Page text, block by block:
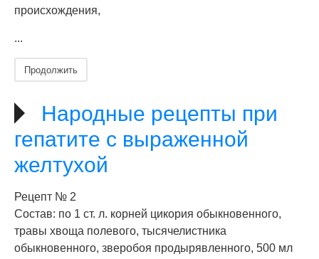
происхождения,
...
Продолжить
Народные рецепты при
гепатите с выраженной
желтухой
Рецепт № 2
Состав: по 1 ст. л. корней цикория обыкновенного,
травы хвоща полевого, тысячелистника
обыкновенного, зверобоя продырявленного, 500 мл